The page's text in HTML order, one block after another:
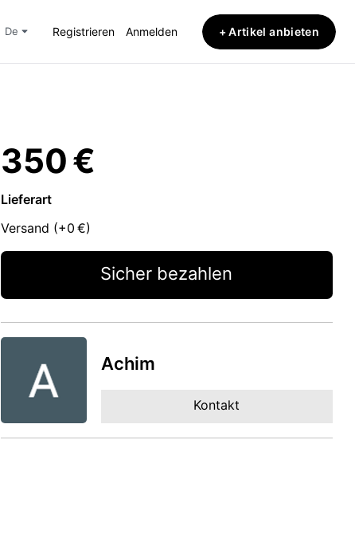
de Registrieren Anmelden + Artikel anbieten
350 €
Lieferart
Versand (+0 €)
Sicher bezahlen
Achim
Kontakt